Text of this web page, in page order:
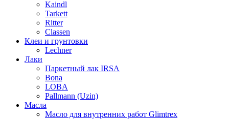
Kaindl
Tarkett
Ritter
Classen
Клеи и грунтовки
Lechner
Лаки
Паркетный лак IRSA
Bona
LOBA
Pallmann (Uzin)
Масла
Масло для внутренних работ Glimtrex